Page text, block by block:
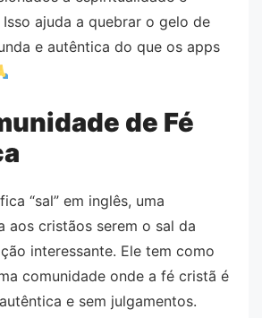
ajuda a quebrar o gelo de
e autêntica do que os apps
de Fé
“sal” em inglês, uma
aos cristãos serem o sal da
interessante. Ele tem como
comunidade onde a fé cristã é
e sem julgamentos.